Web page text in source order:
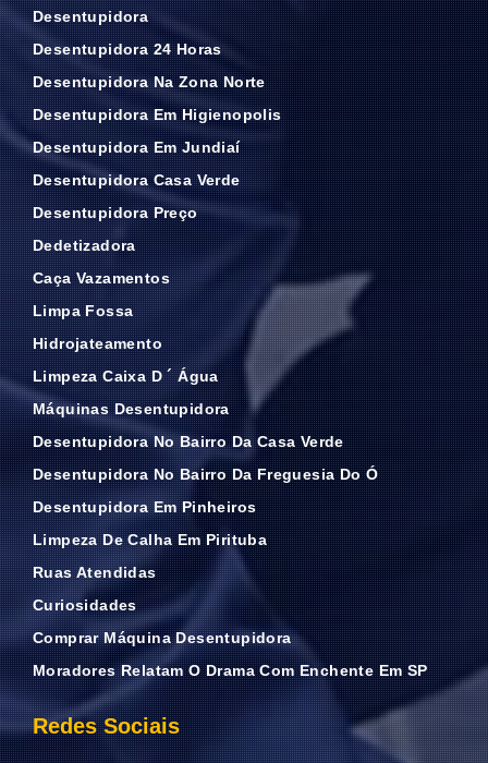
Desentupidora
Desentupidora 24 Horas
Desentupidora Na Zona Norte
Desentupidora Em Higienopolis
Desentupidora Em Jundiaí
Desentupidora Casa Verde
Desentupidora Preço
Dedetizadora
Caça Vazamentos
Limpa Fossa
Hidrojateamento
Limpeza Caixa D ´ Água
Máquinas Desentupidora
Desentupidora No Bairro Da Casa Verde
Desentupidora No Bairro Da Freguesia Do Ó
Desentupidora Em Pinheiros
Limpeza De Calha Em Pirituba
Ruas Atendidas
Curiosidades
Comprar Máquina Desentupidora
Moradores Relatam O Drama Com Enchente Em SP
Redes Sociais